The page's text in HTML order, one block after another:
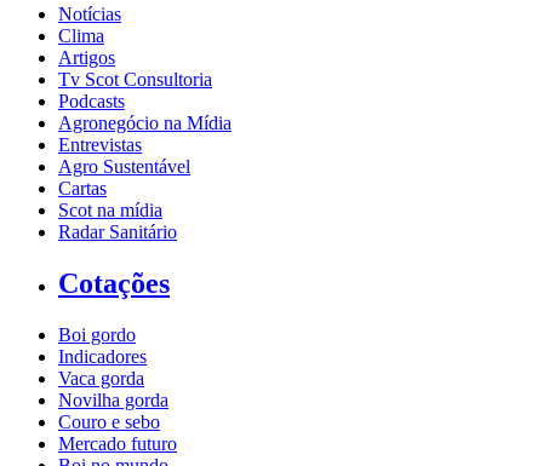
Notícias
Clima
Artigos
Tv Scot Consultoria
Podcasts
Agronegócio na Mídia
Entrevistas
Agro Sustentável
Cartas
Scot na mídia
Radar Sanitário
Cotações
Boi gordo
Indicadores
Vaca gorda
Novilha gorda
Couro e sebo
Mercado futuro